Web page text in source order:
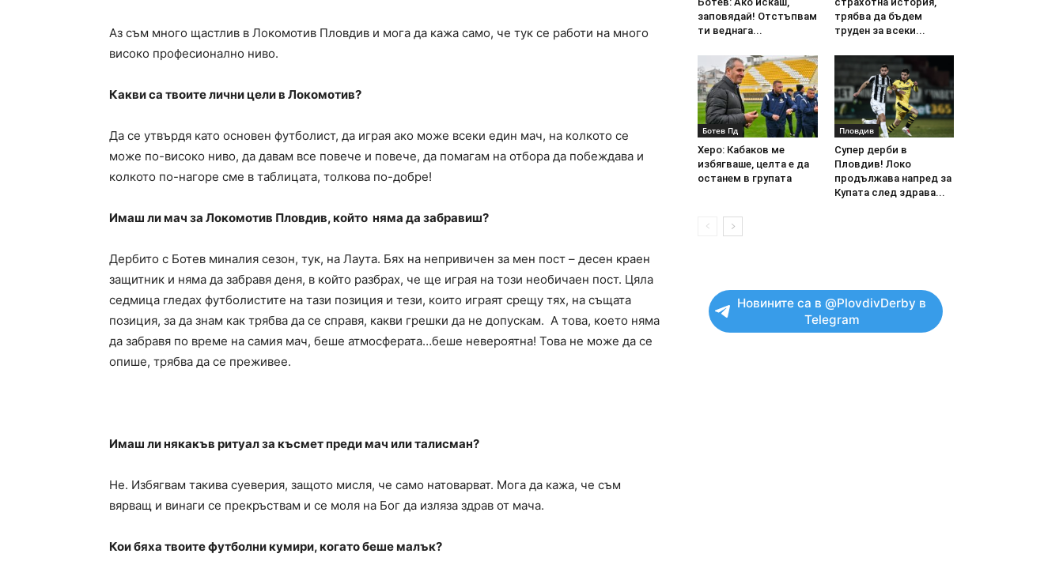
Аз съм много щастлив в Локомотив Пловдив и мога да кажа само, че тук се работи на много
високо професионално ниво.
Какви са твоите лични цели в Локомотив?
Да се утвърдя като основен футболист, да играя ако може всеки един мач, на колкото се
може по-високо ниво, да давам все повече и повече, да помагам на отбора да побеждава и
колкото по-нагоре сме в таблицата, толкова по-добре!
Имаш ли мач за Локомотив Пловдив, който няма да забравиш?
Дербито с Ботев миналия сезон, тук, на Лаута. Бях на непривичен за мен пост – десен краен
защитник и няма да забравя деня, в който разбрах, че ще играя на този необичаен пост. Цяла
седмица гледах футболистите на тази позиция и тези, които играят срещу тях, на същата
позиция, за да знам как трябва да се справя, какви грешки да не допускам. А това, което няма
да забравя по време на самия мач, беше атмосферата…беше невероятна! Това не може да се
опише, трябва да се преживее.
Имаш ли някакъв ритуал за късмет преди мач или талисман?
Не. Избягвам такива суеверия, защото мисля, че само натоварват. Мога да кажа, че съм
вярващ и винаги се прекръствам и се моля на Бог да изляза здрав от мача.
Кои бяха твоите футболни кумири, когато беше малък?
заповядай! Отстъпвам
ти веднага...
трябва да бъдем
труден за всеки...
Ботев Пд
Херо: Кабаков ме
избягваше, целта е да
останем в групата
Пловдив
Супер дерби в
Пловдив! Локо
продължава напред за
Купата след здрава...
Новините са в @PlovdivDerby в
Telegram